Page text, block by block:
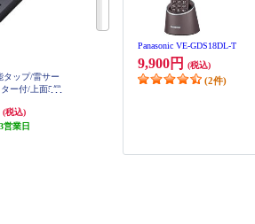
Panasonic VE-GDS18DL-T
9,900円 (税込)
(2件)
タップ/雷サー
ー付/上面5個
(税込)
3営業日
ELPA 電源タップ 3個口 1m 耐雷 W